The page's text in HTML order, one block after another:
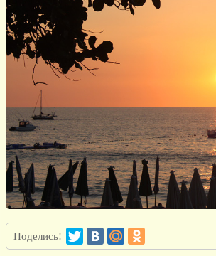
Поделись!